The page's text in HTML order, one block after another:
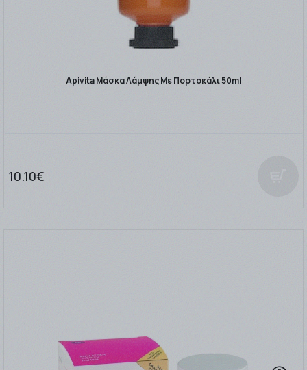
Apivita Μάσκα Λάμψης Με Πορτοκάλι 50ml
10.10€